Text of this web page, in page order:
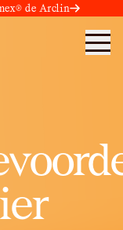
de Arclin